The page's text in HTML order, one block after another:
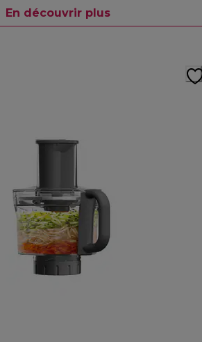
En découvrir plus